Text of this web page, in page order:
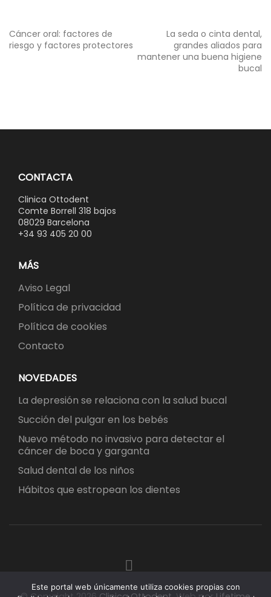
Navegación
de
entradas
Cáncer oral: factores de
riesgo y factores protectores
La seda o cinta dental,
grandes aliados para
mantener una buena higiene
bucal
CONTACTA
Clinica Ottodent
Comte Borrell 318 bajos
08029 Barcelona
+34 93 405 20 00
MÁS
Aviso Legal
Política de privacidad
Política de cookies
Contacto
NOVEDADES
La depresión se relaciona con la salud bucal
Succión del pulgar en los bebés
Nuevo método no invasivo para detectar el
cáncer de boca y garganta
Salud dental de los niños
Hábitos que estropean los dientes
Este portal web únicamente utiliza cookies propias con